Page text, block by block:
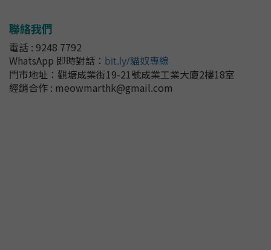
聯絡我們
電話 : 9248 7792
WhatsApp 即時對話 ： bit.ly/貓奴專線
門市地址： 觀塘成業街19-21號成業工業大廈2樓18室
經銷合作 : meowmarthk@gmail.com